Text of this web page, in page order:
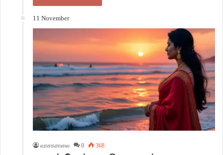
11 November
வாசகசாலை 0 368